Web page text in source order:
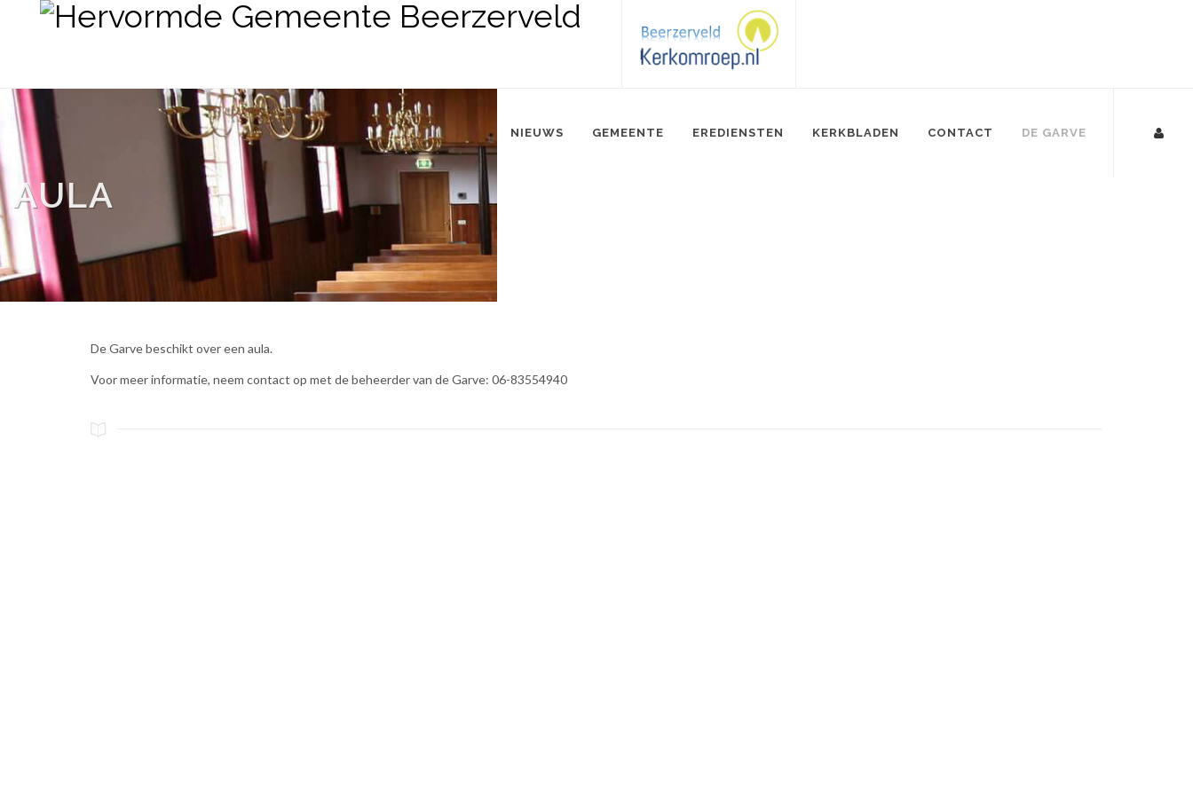
NIEUWS GEMEENTE EREDIENSTEN KERKBLADEN CONTACT DE GARVE
AULA
De Garve beschikt over een aula.
Voor meer informatie, neem contact op met de beheerder van de Garve: 06-83554940